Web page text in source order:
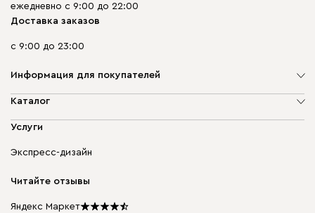
ежедневно с 9:00 до 22:00
Доставка заказов
с 9:00 до 23:00
Информация для покупателей
О компании
Доставка и оплата
диван.клуб
Карьера
Подарочные сертификаты
Каталог
Мягкая мебель
Бескаркасная мебель
Столы и стулья
Услуги
Экспресс-дизайн
Читайте отзывы
Яндекс Маркет